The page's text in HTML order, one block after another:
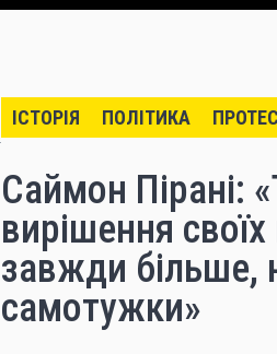
ІСТОРІЯ ПОЛІТИКА
Саймон Пірані:
вирішення
завжди більше,
самотужки»